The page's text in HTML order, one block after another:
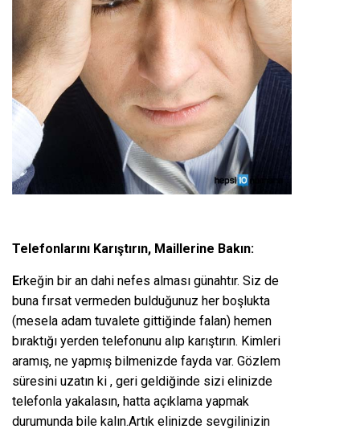
Telefonlarını Karıştırın, Maillerine Bakın:
Erkeğin bir an dahi nefes alması günahtır. Siz de
buna fırsat vermeden bulduğunuz her boşlukta
(mesela adam tuvalete gittiğinde falan) hemen
bıraktığı yerden telefonunu alıp karıştırın. Kimleri
aramış, ne yapmış bilmenizde fayda var. Gözlem
süresini uzatın ki , geri geldiğinde sizi elinizde
telefonla yakalasın, hatta açıklama yapmak
durumunda bile kalın.Artık elinizde sevgilinizin